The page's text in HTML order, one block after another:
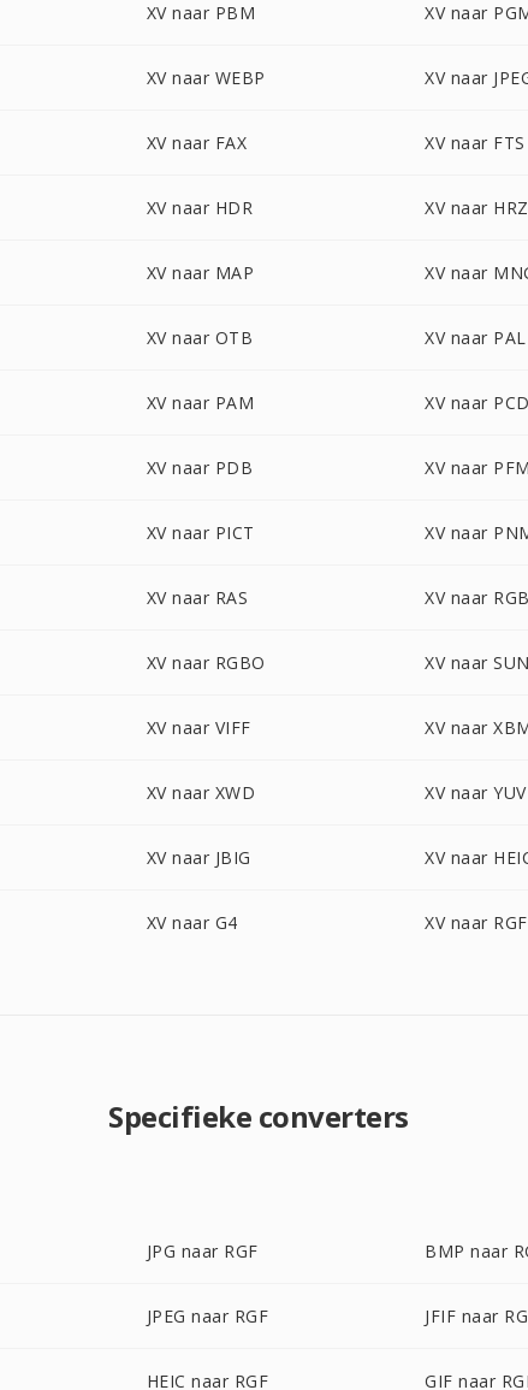
XV naar PBM XV naar
XV naar WEBP XV naar
XV naar FAX XV naar FTS
XV naar HDR XV naar HRZ
XV naar MAP XV naar
XV naar OTB XV naar PAL
XV naar PAM XV naar PCD
XV naar PDB XV naar PFM
XV naar PICT XV naar
XV naar RAS XV naar RGB
XV naar RGBO XV naar SUN
XV naar VIFF XV naar
XV naar XWD XV naar YUV
XV naar JBIG XV naar
XV naar G4 XV naar RGF
Specifieke converters
JPG naar RGF BMP naar
JPEG naar RGF JFIF naar
HEIC naar RGF GIF naar